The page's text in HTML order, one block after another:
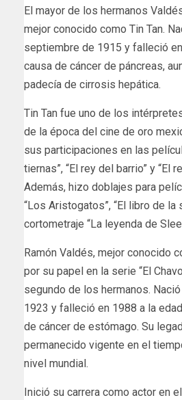
El mayor de los hermanos
mejor conocido como Tin Tan.
septiembre de 1915 y falleció
causa de cáncer de páncreas,
padecía de cirrosis hepática.
Tin Tan fue uno de los
de la época del cine de oro
sus participaciones en las
tiernas”, “El rey del barrio” y “El
Además, hizo doblajes para
“Los Aristogatos”, “El libro de la
cortometraje “La leyenda de
Ramón Valdés, mejor conocido
por su papel en la serie “El
segundo de los hermanos.
1923 y falleció en 1988 a la
de cáncer de estómago. Su
permanecido vigente en el
nivel mundial.
Inició su carrera como actor en